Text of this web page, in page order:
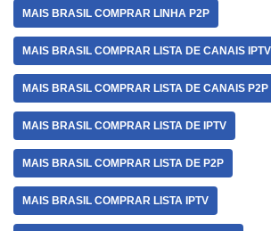
MAIS BRASIL COMPRAR LINHA P2P
MAIS BRASIL COMPRAR LISTA DE CANAIS IPTV
MAIS BRASIL COMPRAR LISTA DE CANAIS P2P
MAIS BRASIL COMPRAR LISTA DE IPTV
MAIS BRASIL COMPRAR LISTA DE P2P
MAIS BRASIL COMPRAR LISTA IPTV